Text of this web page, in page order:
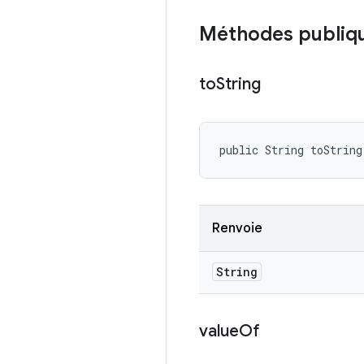
Méthodes
toString
public String
Renvoie
String
valueOf